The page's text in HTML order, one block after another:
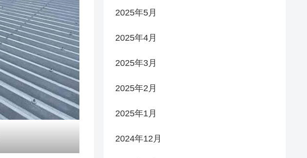
2025年5月
2025年4月
2025年3月
2025年2月
2025年1月
2024年12月